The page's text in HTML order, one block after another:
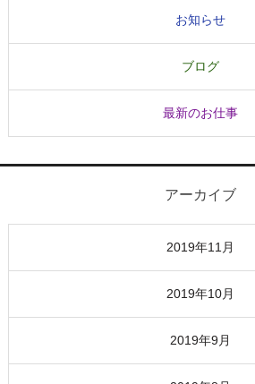
お知らせ
ブログ
最新のお仕事
アーカイブ
2019年11月
2019年10月
2019年9月